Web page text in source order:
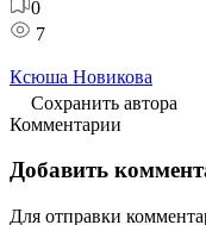
0
7
Ксюша Новикова
Сохранить автора
Комментарии
Добавить
Для отправки